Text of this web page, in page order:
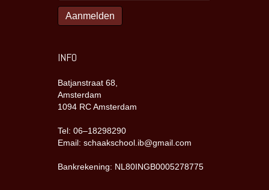
INFO
Batjanstraat 68,
Amsterdam
1094 RC Amsterdam
Tel: 06–18298290
Email: schaakschool.ib@gmail.com
Bankrekening: NL80INGB0005278775